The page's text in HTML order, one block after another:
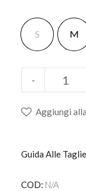
S M
-
Aggiungi
Guida Alle
COD: N/A